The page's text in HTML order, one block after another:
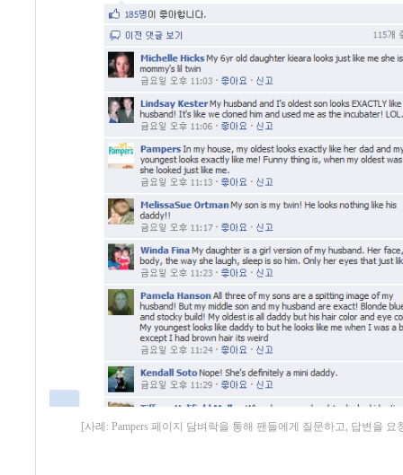
[사례: Pampers 페이지 담벼락을 통해 팬들에게 질문하고, 답변을 요